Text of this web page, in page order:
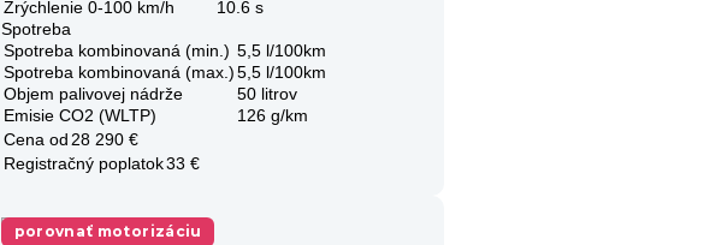
Zrýchlenie 0-100 km/h
10.6 s
Spotreba
Spotreba kombinovaná (min.) 5,5 l/100km
Spotreba kombinovaná (max.)5,5 l/100km
Objem palivovej nádrže
50 litrov
Emisie CO2 (WLTP)
126 g/km
Cena od 28 290 €
Registračný poplatok33 €
porovnať motorizáciu